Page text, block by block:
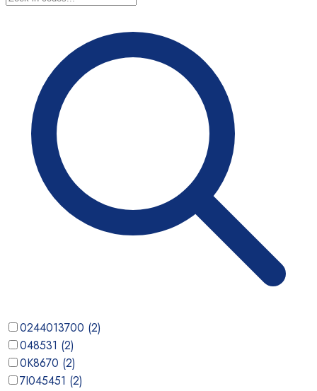
0244013700 (2)
048531 (2)
0K8670 (2)
7I045451 (2)